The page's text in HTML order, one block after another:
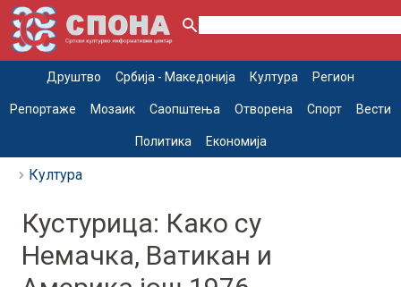
Друштво Србија - Македонија Култура Регион
Репортаже Мозаик Саопштења Отворена Спорт Вести
Политика Економија
Култура
Кустурица: Како су
Немачка, Ватикан и